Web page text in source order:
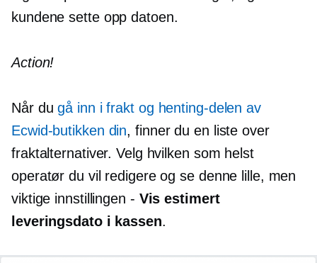
kundene sette opp datoen.
Action!
Når dugå inn i frakt og henting-delen av
Ecwid-butikken din, finner du en liste over
fraktalternativer. Velg hvilken som helst
operatør du vil redigere og se denne lille, men
viktige innstillingen - Vis estimert
leveringsdato i kassen.